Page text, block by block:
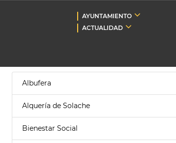
AYUNTAMIENTO
ACTUALIDAD
Albufera
Alquería de Solache
Bienestar Social